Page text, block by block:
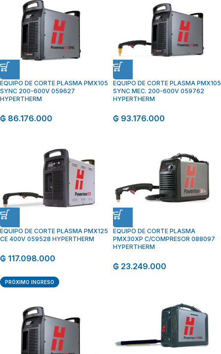
EQUIPO DE CORTE PLASMA PMX105
SYNC 200-600V 059627
HYPERTHERM
₲ 86.176.000
EQUIPO DE CORTE PLASMA PMX105
SYNC MEC. 200-600V 059762
HYPERTHERM
₲ 93.176.000
EQUIPO DE CORTE PLASMA PMX125
CE 400V 059528 HYPERTHERM
₲ 117.098.000
EQUIPO DE CORTE PLASMA
PMX30XP C/COMPRESOR 088097
HYPERTHERM
₲ 23.249.000
PRÓXIMO INGRESO